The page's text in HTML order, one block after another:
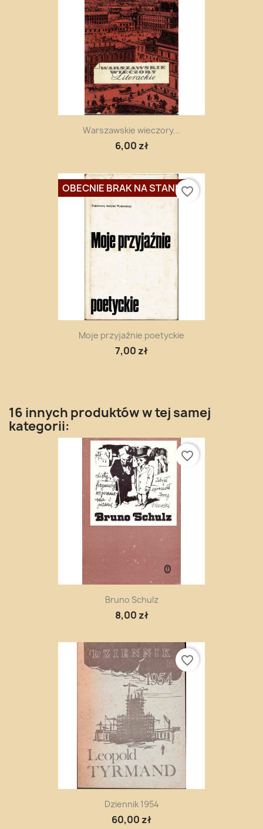
Warszawskie wieczory...
6,00 zł
Moje przyjaźnie poetyckie
7,00 zł
OBECNIE BRAK NA STANIEfavorite_border
16 innych produktów w tej samej
kategorii:
Bruno Schulz
8,00 zł
favorite_border
Dziennik 1954
60,00 zł
favorite_border